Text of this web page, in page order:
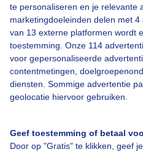
te personaliseren en je relevante
marketingdoeleinden delen met
van 13 externe platformen wordt
toestemming. Onze 114
voor gepersonaliseerde
contentmetingen,
diensten. Sommige advertentie
geolocatie hiervoor gebruiken.
Geef toestemming of betaal
Door op "Gratis" te klikken, geef
Over Buienradar
Bedrijfsgegevens
Veelgestelde vragen
Toegankelijkheid